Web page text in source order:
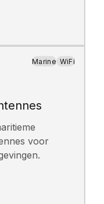
Marine WiFi
voor